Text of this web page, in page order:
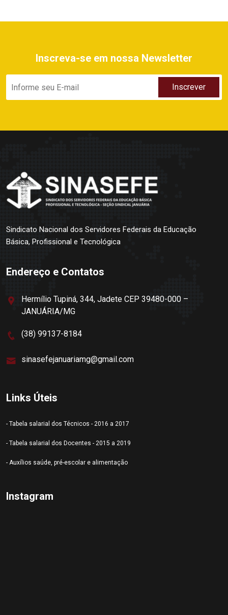
Inscreva-se em nossa Newsletter
Sindicato Nacional dos Servidores Federais da Educação
Básica, Profissional e Tecnológica
Endereço e Contatos
Hermílio Tupiná, 344, Jadete CEP 39480-000 –
JANUÁRIA/MG
(38) 99137-8184
sinasefejanuariamg@gmail.com
Links Úteis
- Tabela salarial dos Técnicos - 2016 a 2017
- Tabela salarial dos Docentes - 2015 a 2019
- Auxílios saúde, pré-escolar e alimentação
Instagram